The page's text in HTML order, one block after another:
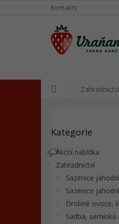
Kontakty
Zahradnictví
kategorie
Kategorie
Akční nabídka
Zahradnictví
Sazenice
Sazenice
Drobné ovoce,
Sadba, semínka